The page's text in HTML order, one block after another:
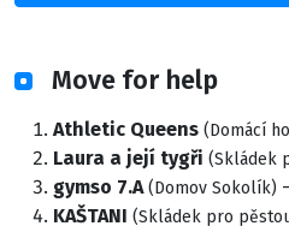
Move for help
Athletic Queens (Domácí
Laura a její tygři (Skládek
gymso 7.A (Domov Sokolík)
KAŠTANI (Skládek pro